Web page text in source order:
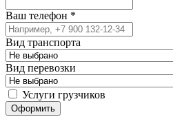
Ваш телефон *
Вид транспорта
Вид перевозки
Услуги грузчиков